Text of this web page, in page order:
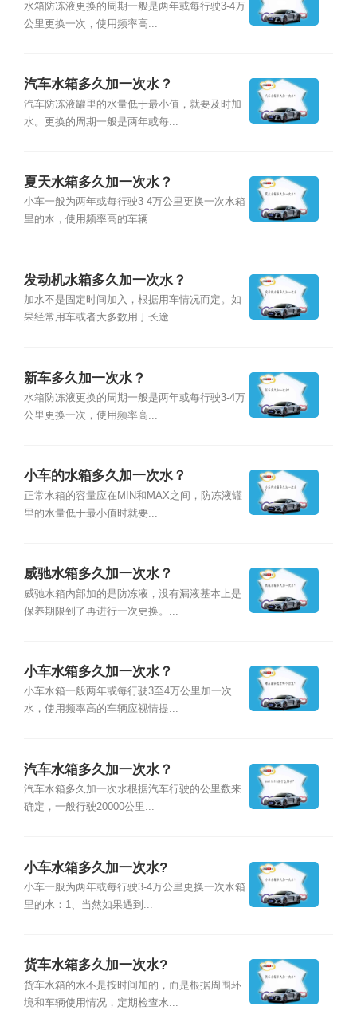
水箱防冻液更换的周期一般是两年或每行驶3-4万
公里更换一次，使用频率高...
汽车水箱多久加一次水？
汽车防冻液罐里的水量低于最小值，就要及时加
水。更换的周期一般是两年或每...
夏天水箱多久加一次水？
小车一般为两年或每行驶3-4万公里更换一次水箱
里的水，使用频率高的车辆...
发动机水箱多久加一次水？
加水不是固定时间加入，根据用车情况而定。如
果经常用车或者大多数用于长途...
新车多久加一次水？
水箱防冻液更换的周期一般是两年或每行驶3-4万
公里更换一次，使用频率高...
小车的水箱多久加一次水？
正常水箱的容量应在MIN和MAX之间，防冻液罐
里的水量低于最小值时就要...
威驰水箱多久加一次水？
威驰水箱内部加的是防冻液，没有漏液基本上是
保养期限到了再进行一次更换。...
小车水箱多久加一次水？
小车水箱一般两年或每行驶3至4万公里加一次
水，使用频率高的车辆应视情提...
汽车水箱多久加一次水？
汽车水箱多久加一次水根据汽车行驶的公里数来
确定，一般行驶20000公里...
小车水箱多久加一次水?
小车一般为两年或每行驶3-4万公里更换一次水箱
里的水：1、当然如果遇到...
货车水箱多久加一次水?
货车水箱的水不是按时间加的，而是根据周围环
境和车辆使用情况，定期检查水...